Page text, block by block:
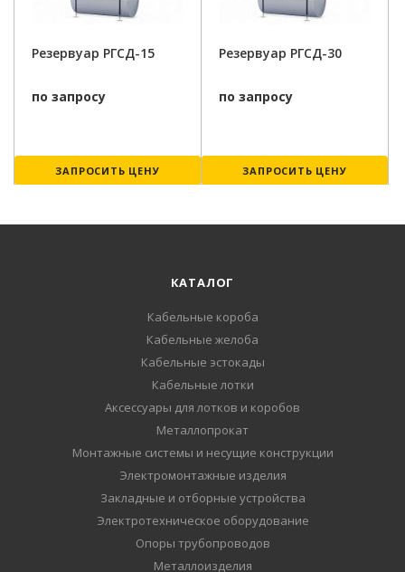
Резервуар РГСД-15
по запросу
ЗАПРОСИТЬ ЦЕНУ
Резервуар РГСД-30
по запросу
ЗАПРОСИТЬ ЦЕНУ
КАТАЛОГ
Кабельные короба
Кабельные желоба
Кабельные эстокады
Кабельные лотки
Аксессуары для лотков и коробов
Металлопрокат
Монтажные системы и несущие конструкции
Электромонтажные изделия
Закладные и отборные устройства
Электротехническое оборудование
Опоры трубопроводов
Металлоизделия